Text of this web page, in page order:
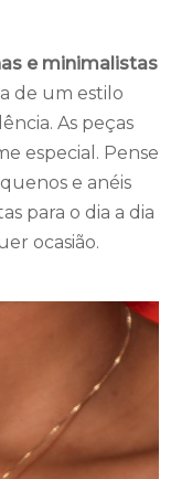
e minimalistas
de um estilo
As peças
especial. Pense
e anéis
para o dia a dia
ocasião.